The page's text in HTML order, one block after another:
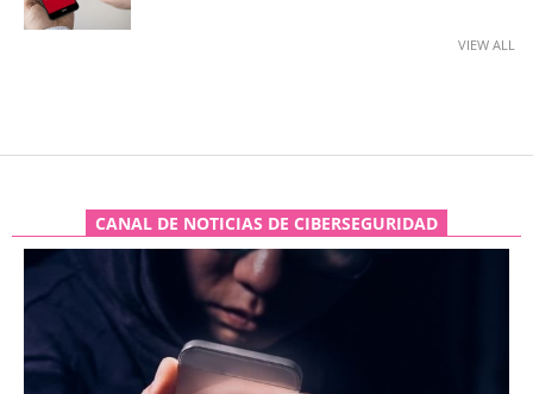
VIEW ALL
CANAL DE NOTICIAS DE CIBERSEGURIDAD